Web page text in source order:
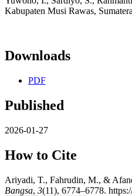
Kabupaten Musi Rawas,
Downloads
PDF
Published
2026-01-27
How to Cite
Ariyadi, T., Fahrudin, M., &
Bangsa, 3(11), 6774–6778.